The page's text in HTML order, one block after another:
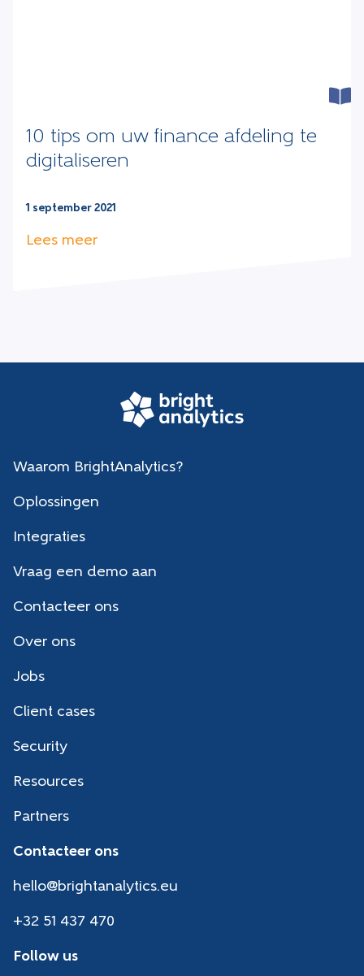
10 tips om uw finance afdeling te
digitaliseren
1 september 2021
Lees meer
Waarom BrightAnalytics?
Oplossingen
Integraties
Vraag een demo aan
Contacteer ons
Over ons
Jobs
Client cases
Security
Resources
Partners
Contacteer ons
hello@brightanalytics.eu
+32 51 437 470
Follow us